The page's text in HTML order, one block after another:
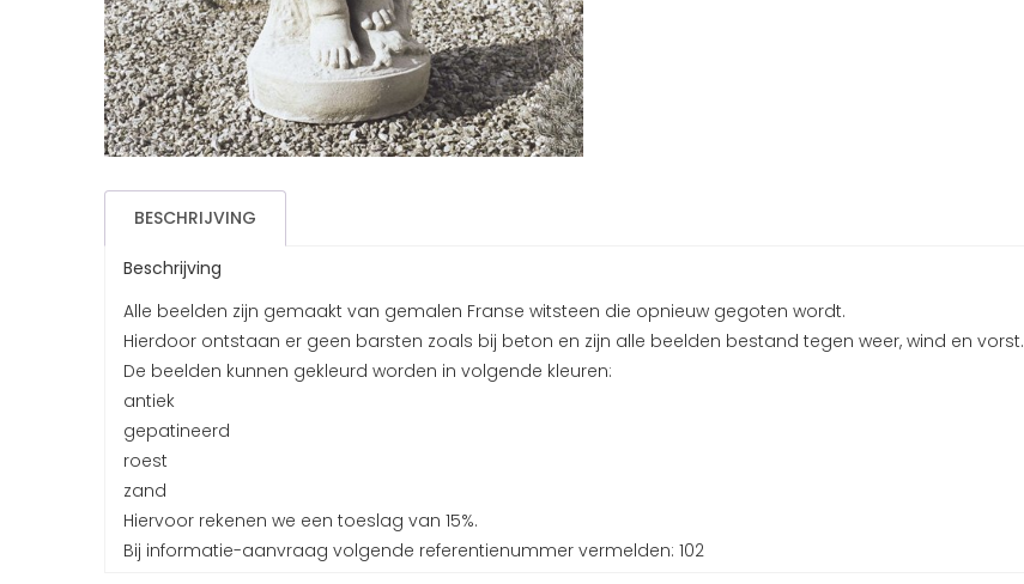
BESCHRIJVING
Beschrijving
Alle beelden zijn gemaakt van gemalen Franse witsteen die opnieuw gegoten wordt.
Hierdoor ontstaan er geen barsten zoals bij beton en zijn alle beelden bestand tegen weer, wind en vorst.
De beelden kunnen gekleurd worden in volgende kleuren:
antiek
gepatineerd
roest
zand
Hiervoor rekenen we een toeslag van 15%.
Bij informatie-aanvraag volgende referentienummer vermelden: 102